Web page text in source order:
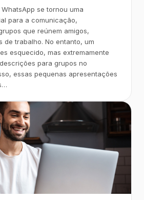
se tornou uma
para a comunicação,
que reúnem amigos,
de trabalho. No entanto, um
esquecido, mas extremamente
para grupos no
essas pequenas apresentações